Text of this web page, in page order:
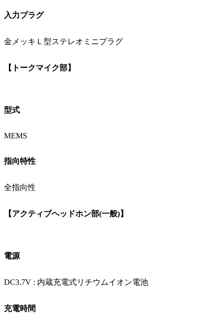
入力プラグ
金メッキＬ型ステレオミニプラグ
【トークマイク部】
型式
MEMS
指向特性
全指向性
【アクティブヘッドホン部(一般)】
電源
DC3.7V : 内蔵充電式リチウムイオン電池
充電時間